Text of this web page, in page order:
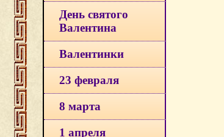
День святого
Валентина
Валентинки
23 февраля
8 марта
1 апреля